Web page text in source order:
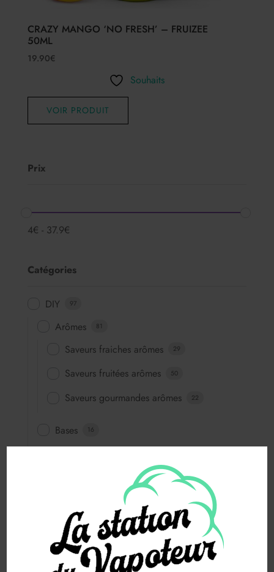
CRAZY MANGO ‘NO FRESH’ – FRUIZEE
50ML
19.90€
Souhaits
VOIR PRODUIT
Prix
4€ - 37.9€
Catégories
DIY 97
Arômes 81
Saveurs fraiches arômes 29
Saveurs fruitées arômes 50
Saveurs gourmandes arômes 22
Bases 16
E-liquide 50ML 530
Saveurs classiques 11